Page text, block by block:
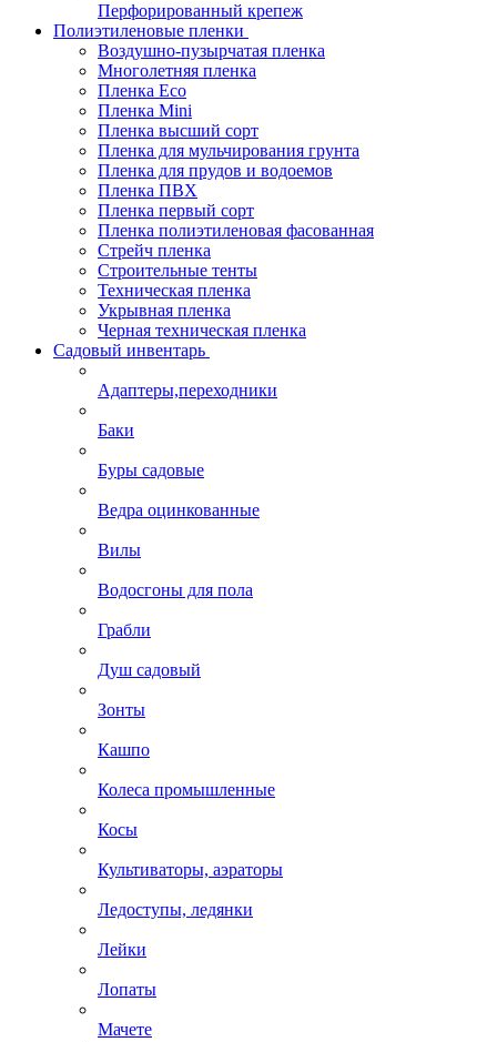
Перфорированный крепеж
Полиэтиленовые пленки
Воздушно-пузырчатая пленка
Многолетняя пленка
Пленка Eco
Пленка Mini
Пленка высший сорт
Пленка для мульчирования грунта
Пленка для прудов и водоемов
Пленка ПВХ
Пленка первый сорт
Пленка полиэтиленовая фасованная
Стрейч пленка
Строительные тенты
Техническая пленка
Укрывная пленка
Черная техническая пленка
Садовый инвентарь
Адаптеры,переходники
Баки
Буры садовые
Ведра оцинкованные
Вилы
Водосгоны для пола
Грабли
Душ садовый
Зонты
Кашпо
Колеса промышленные
Косы
Культиваторы, аэраторы
Ледоступы, ледянки
Лейки
Лопаты
Мачете